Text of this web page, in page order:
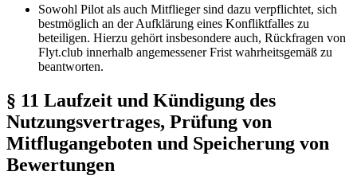
Sowohl Pilot als auch Mitflieger sind dazu verpflichtet, sich
bestmöglich an der Aufklärung eines Konfliktfalles zu
beteiligen. Hierzu gehört insbesondere auch, Rückfragen von
Flyt.club innerhalb angemessener Frist wahrheitsgemäß zu
beantworten.
§ 11 Laufzeit und Kündigung des
Nutzungsvertrages, Prüfung von
Mitflugangeboten und Speicherung von
Bewertungen